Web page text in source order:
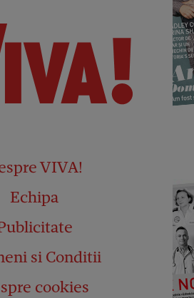
VIVA!
Echipa
si Conditii
cookies